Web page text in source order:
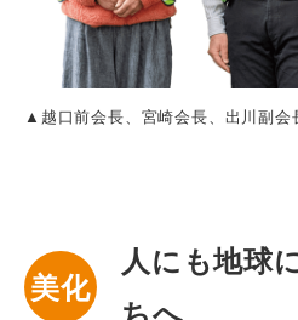
▲越口前会長、宮崎会長、出川副会
美化
人にも地球